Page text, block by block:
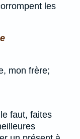
les
mon frère;
faut, faites